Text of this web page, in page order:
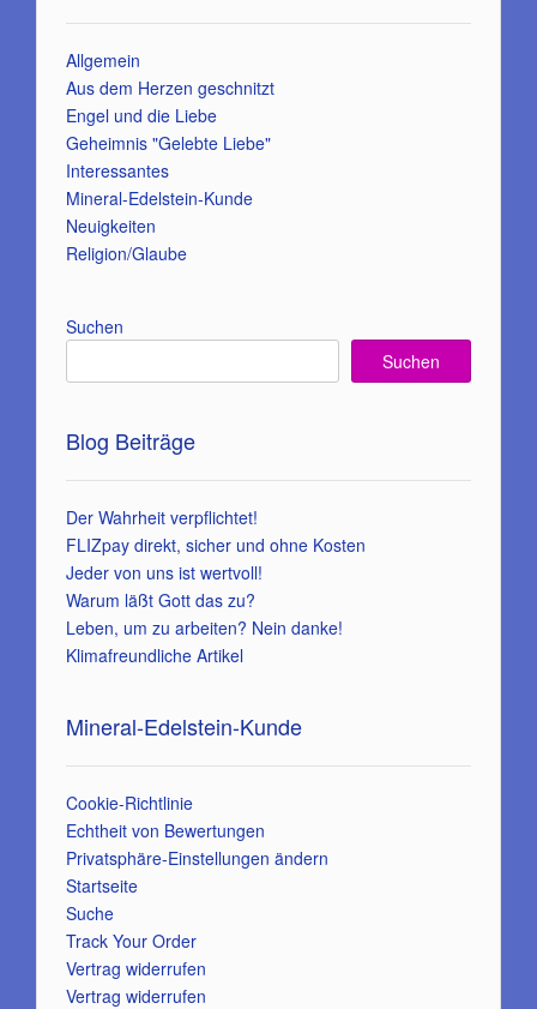
Allgemein
Aus dem Herzen geschnitzt
Engel und die Liebe
Geheimnis "Gelebte Liebe"
Interessantes
Mineral-Edelstein-Kunde
Neuigkeiten
Religion/Glaube
Suchen
Suchen
Blog Beiträge
Der Wahrheit verpflichtet!
FLIZpay direkt, sicher und ohne Kosten
Jeder von uns ist wertvoll!
Warum läßt Gott das zu?
Leben, um zu arbeiten? Nein danke!
Klimafreundliche Artikel
Mineral-Edelstein-Kunde
Cookie-Richtlinie
Echtheit von Bewertungen
Privatsphäre-Einstellungen ändern
Startseite
Suche
Track Your Order
Vertrag widerrufen
Vertrag widerrufen